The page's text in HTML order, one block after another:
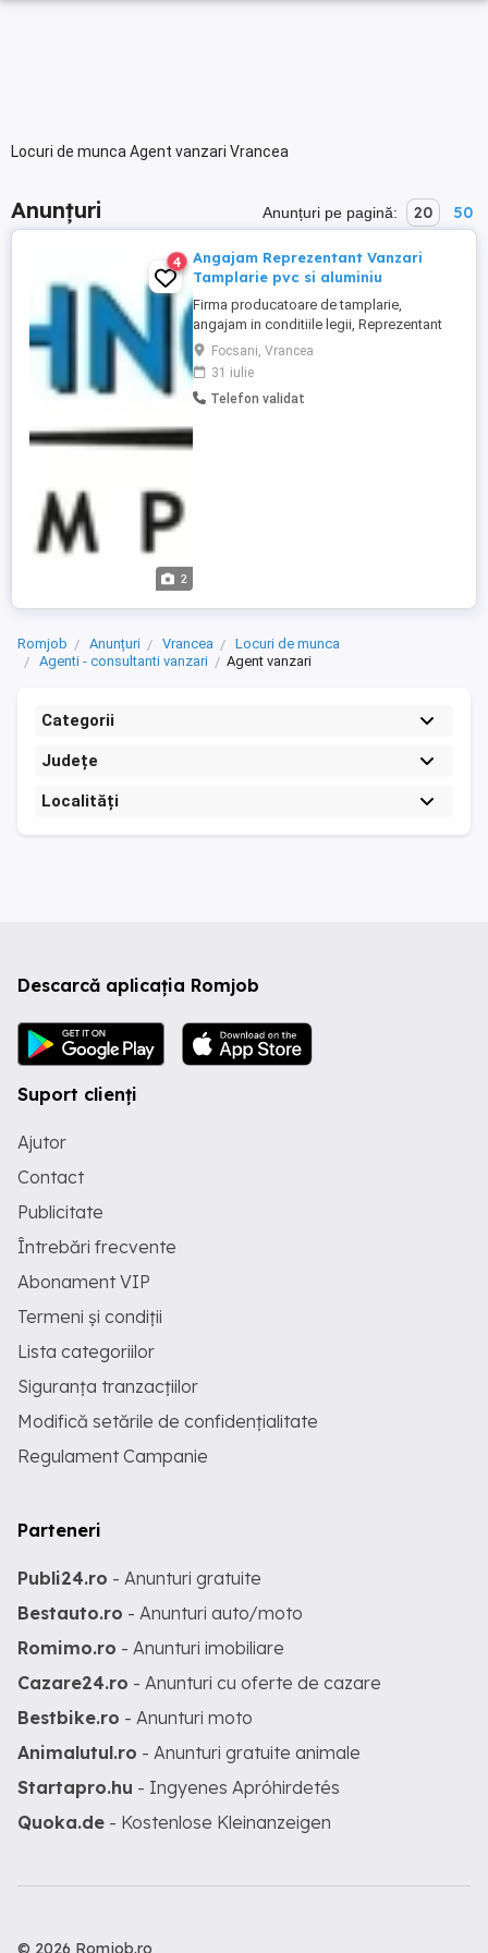
Locuri de munca Agent vanzari Vrancea
Anunțuri Anunțuri pe pagină: 20 50
2
4
Angajam Reprezentant Vanzari
Tamplarie pvc si aluminiu
Firma producatoare de tamplarie,
angajam in conditiile legii, Reprezentant
vanzari tehnic tamplarie pvc si aluminiu ,
pentru judetele Vrancea, Buzau. Conditii
de indeplinit, - experienta in domeniu
tamplariei de pvc si aluminiu, materiale de
Focsani, Vrancea
31 iulie
Telefon validat
Romjob Anunțuri Vrancea
Locuri de munca
Agenti - consultanti vanzari
Agent vanzari
Categorii
Județe
Localități
Descarcă aplicația Romjob
Suport clienți
Ajutor
Contact
Publicitate
Întrebări frecvente
Abonament VIP
Termeni și condiții
Lista categoriilor
Siguranța tranzacțiilor
Modifică setările de confidențialitate
Regulament Campanie
Parteneri
Publi24.ro - Anunturi gratuite
Bestauto.ro - Anunturi auto/moto
Romimo.ro - Anunturi imobiliare
Cazare24.ro - Anunturi cu oferte de cazare
Bestbike.ro - Anunturi moto
Animalutul.ro - Anunturi gratuite animale
Startapro.hu - Ingyenes Apróhirdetés
Quoka.de - Kostenlose Kleinanzeigen
© 2026 Romjob.ro